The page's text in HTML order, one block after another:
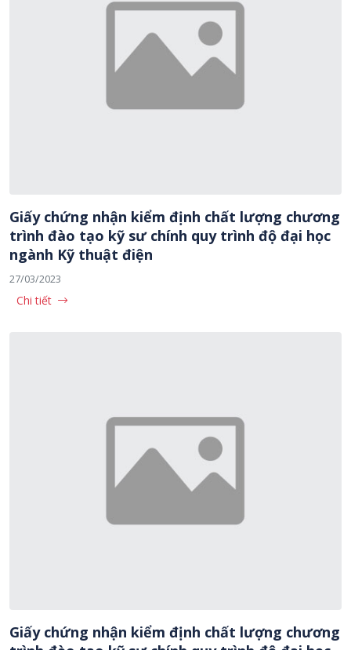
Giấy chứng nhận kiểm định chất lượng chương
trình đào tạo kỹ sư chính quy trình độ đại học
ngành Kỹ thuật điện
27/03/2023
Chi tiết
Giấy chứng nhận kiểm định chất lượng chương